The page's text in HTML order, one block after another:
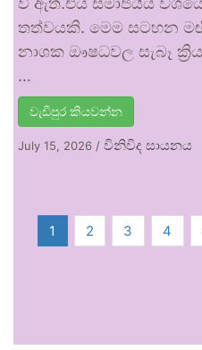
තත්වයකි. මෙම සටහන
නාශක ඖෂධවල සැබෑ
…
වැඩිපුර කියවන්න
July 15, 2026 / විනිවිද සායනය
1 2 3 4